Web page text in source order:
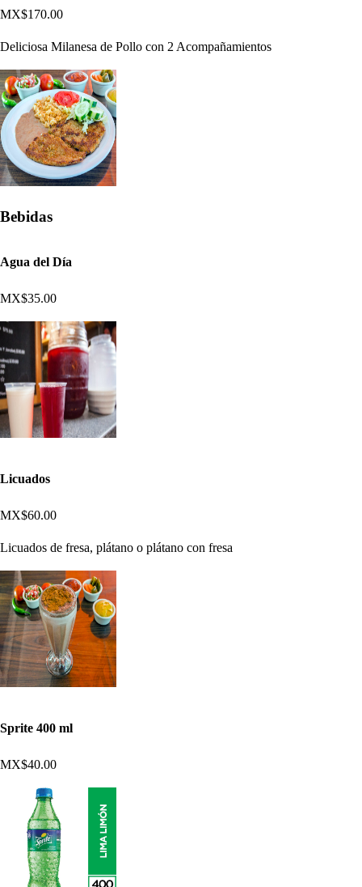
MX$170.00
Deliciosa Milanesa de Pollo con 2 Acompañamientos
Bebidas
Agua del Día
MX$35.00
Licuados
MX$60.00
Licuados de fresa, plátano o plátano con fresa
Sprite 400 ml
MX$40.00